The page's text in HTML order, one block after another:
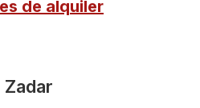
de alquiler